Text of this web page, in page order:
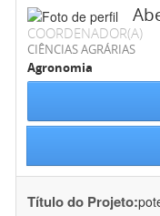
COORDENADOR(A)
CIÊNCIAS AGRÁRIAS
Agronomia
Título do Projeto: